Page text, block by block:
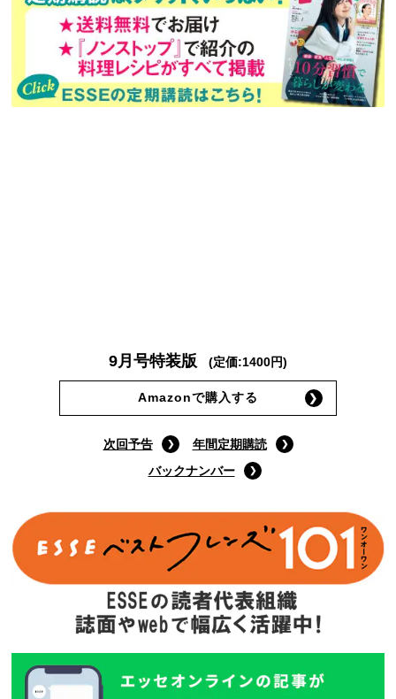
バックナンバー
Amazonで購入する
次回予告
年間定期購読
バックナンバー